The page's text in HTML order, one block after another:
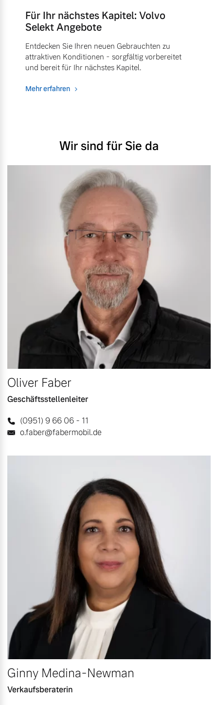
Für Ihr nächstes Kapitel: Volvo
Selekt Angebote
Entdecken Sie Ihren neuen Gebrauchten zu
attraktiven Konditionen - sorgfältig vorbereitet
und bereit für Ihr nächstes Kapitel.
Mehr erfahren
Wir sind für Sie da
Oliver Faber
Geschäftsstellenleiter
(0951) 9 66 06 - 11
o.faber@fabermobil.de
Ginny Medina-Newman
Verkaufsberaterin